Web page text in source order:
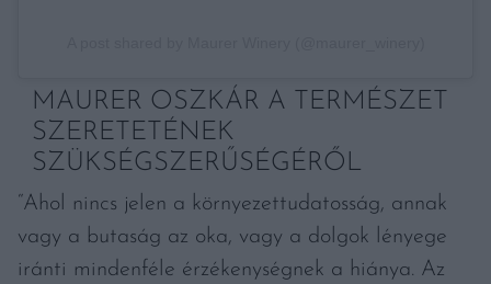
MAURER OSZKÁR A TERMÉSZET
SZERETETÉNEK
SZÜKSÉGSZERŰSÉGÉRŐL
“Ahol nincs jelen a környezettudatosság, annak
vagy a butaság az oka, vagy a dolgok lényege
iránti mindenféle érzékenységnek a hiánya. Az